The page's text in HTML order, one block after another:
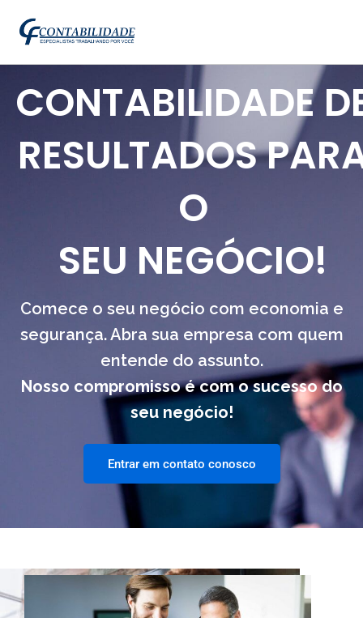
CONTABILIDADE
RESULTADOS
O
SEU NEGÓCIO!
Comece o seu negócio com economia e
segurança. Abra sua empresa com quem
entende do assunto.
Nosso compromisso é com o sucesso do
seu negócio!
Entrar em contato conosco